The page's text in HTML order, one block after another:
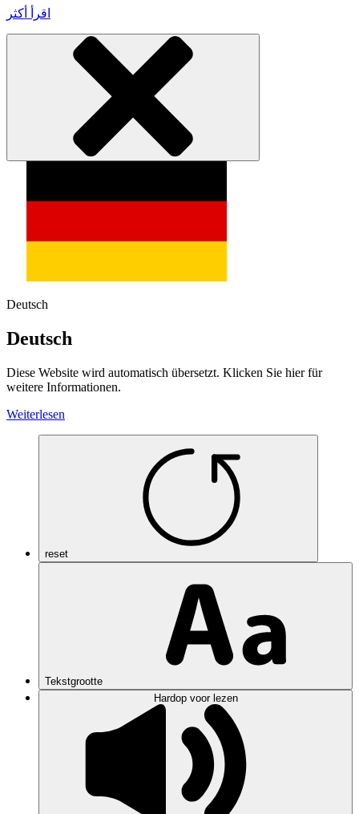
اقرأ أكثر
Deutsch
Deutsch
Diese Website wird automatisch übersetzt. Klicken Sie hier für
weitere Informationen.
Weiterlesen
reset
Tekstgrootte
Hardop voor lezen